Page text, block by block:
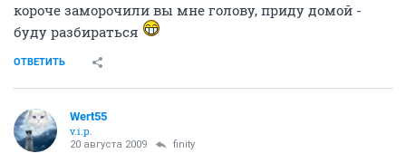
короче заморочили вы мне голову, приду домой -
буду разбираться
ОТВЕТИТЬ
Wert55
v.i.p.
20 августа 2009 finity